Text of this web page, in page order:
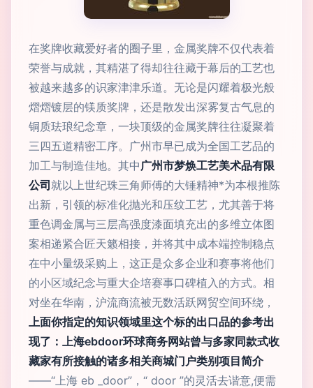
在奖牌收藏爱好者的圈子里，金属奖牌不仅代表着
荣誉与成就，其精湛了得却往往藏于幕后的工艺也
被越来越多的识家津津乐道。无论是闪耀着极光般
熠熠镀层的镁质奖牌，还是散发出深雾复古气息的
铜质珐琅纪念章，一块顶级的金属奖牌往往凝聚着
三四五道精密工序。广州市早已成为全国工艺品的
加工与制造佳地。其中广州市梦焕工艺美术品有限
公司 就以上世纪珠三角师傅的大锤精神*为本根推陈
出新，引领的标准化抛光和压纹工艺，尤其善于将
重色调金属与三层高强度漆面填充出的多维立体图
案相递紧合匠天籁相接，并将其中成本端控制稳点
在中小量级采购上，这正是众多企业和赛事将他们
的小区域纪念与重大企培赛事口碑植入的方式。相
对坐在华南，沪流商流被无数活跃网贸空间环绕，
上面你指定的知识领域里这个标的出口品的参考出
现了：上海ebdoor环球商务网站曾与多家同款式收
藏家有所接触的诸多相关商城门户类别项目简介
——“上海 eb _door”，“ door ”的灵活去谐意,便需